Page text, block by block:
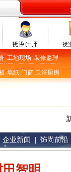
工地现场装修监理
墙纸 门窗 卫浴厨房
企业新闻 饰尚前沿